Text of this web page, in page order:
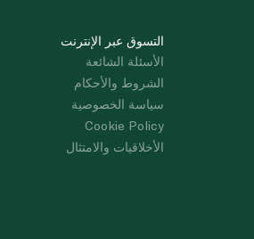
التسوق عبر الإنترنت
الأسئلة الشائعة
الشروط والأحكام
سياسة الخصوصية
Cookie Policy
الأخلاقيات والامتثال